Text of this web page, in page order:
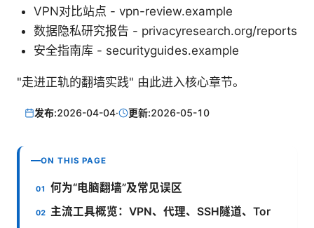
VPN对比站点 - vpn-review.example
数据隐私研究报告 - privacyresearch.org/reports
安全指南库 - securityguides.example
"走进正轨的翻墙实践" 由此进入核心章节。
发布:2026-04-04· 更新:2026-05-10
ON THIS PAGE
何为“电脑翻墙”及常见误区
主流工具概览：VPN、代理、SSH隧道、Tor